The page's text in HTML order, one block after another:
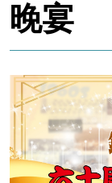
晚宴